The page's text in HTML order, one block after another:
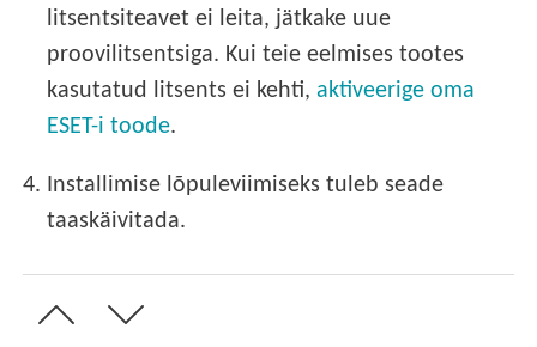
litsentsiteavet ei leita, jätkake uue
proovilitsentsiga. Kui teie eelmises tootes
kasutatud litsents ei kehti,aktiveerige oma
ESET-i toode.
4. Installimise lõpuleviimiseks tuleb seade
taaskäivitada.